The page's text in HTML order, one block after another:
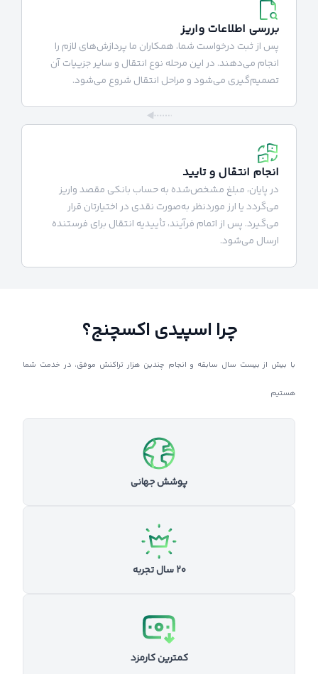
بررسی اطلاعات واریز
پس از ثبت درخواست شما، همکاران ما پردازش‌های لازم را
انجام می‌دهند. در این مرحله نوع انتقال و سایر جزییات آن
تصمیم‌گیری می‌شود و مراحل انتقال شروع می‌شود.
انجام انتقال و تایید
در پایان، مبلغ مشخص‌شده به حساب بانکی مقصد واریز
می‌گردد یا ارز موردنظر به‌صورت نقدی در اختیارتان قرار
می‌گیرد. پس از اتمام فرآیند، تأییدیه انتقال برای فرستنده
ارسال می‌شود.
چرا اسپیدی اکسچنج؟
با بیش از بیست سال سابقه و انجام چندین هزار تراکنش موفق، در خدمت شما
هستیم
پوشش جهانی
۲۰ سال تجربه
کمترین کارمزد